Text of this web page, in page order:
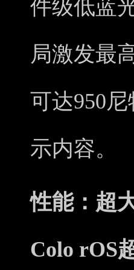
件级低蓝
局激发最
可达950
示内容。
性能：超
Colo rOS